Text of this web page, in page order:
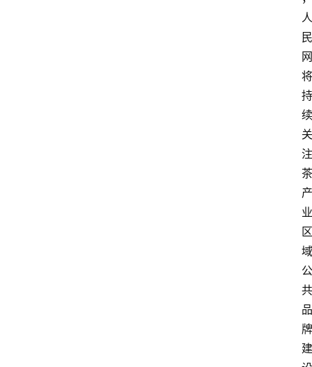
人
民
网
将
持
续
关
注
茶
产
业
区
域
公
共
品
牌
建